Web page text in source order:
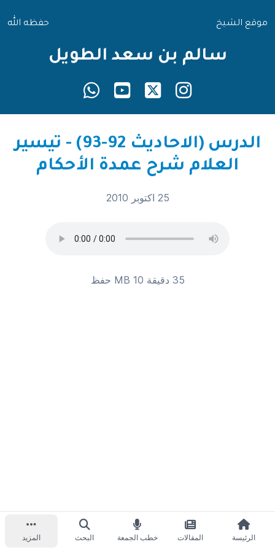
موقع الشيخ حفظه الله
سالم بن سعد الطويل
الدرس (الاحاديث 92-93) - تيسير
العلام شرح عمدة الأحكام
25 اكتوبر 2010
35 دقيقة 10 MB حفظ
الرئيسة المقالات خطب الجمعة البحث المزيد